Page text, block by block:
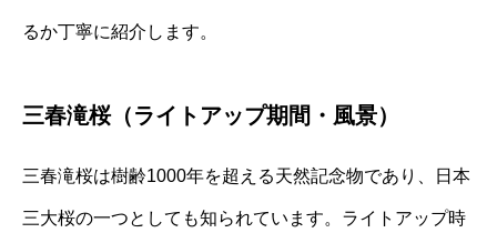
るか丁寧に紹介します。
三春滝桜（ライトアップ期間・風景）
三春滝桜は樹齢1000年を超える天然記念物であり、日本
三大桜の一つとしても知られています。ライトアップ時